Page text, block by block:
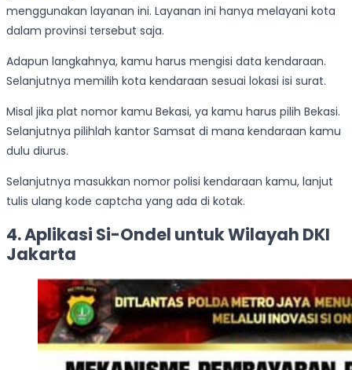
menggunakan layanan ini. Layanan ini hanya melayani kota
dalam provinsi tersebut saja.
Adapun langkahnya, kamu harus mengisi data kendaraan.
Selanjutnya memilih kota kendaraan sesuai lokasi isi surat.
Misal jika plat nomor kamu Bekasi, ya kamu harus pilih Bekasi.
Selanjutnya pilihlah kantor Samsat di mana kendaraan kamu
dulu diurus.
Selanjutnya masukkan nomor polisi kendaraan kamu, lanjut
tulis ulang kode captcha yang ada di kotak.
4. Aplikasi Si-Ondel untuk Wilayah DKI
Jakarta